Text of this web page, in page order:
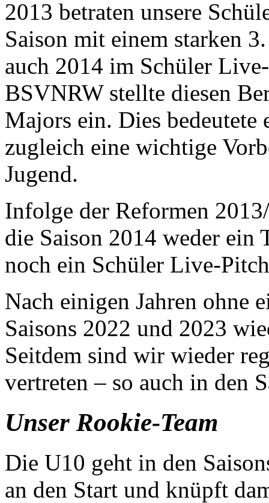
2013 betraten unsere
Saison mit einem starken
auch 2014 im Schüler
BSVNRW stellte diesen
Majors ein. Dies bedeutete
zugleich eine wichtige
Jugend.
Infolge der Reformen
die Saison 2014 weder ein
noch ein Schüler Live-
Nach einigen Jahren ohne
Saisons 2022 und 2023
Seitdem sind wir wieder
vertreten – so auch in den
Unser Rookie-Team
Die U10 geht in den
an den Start und knüpft